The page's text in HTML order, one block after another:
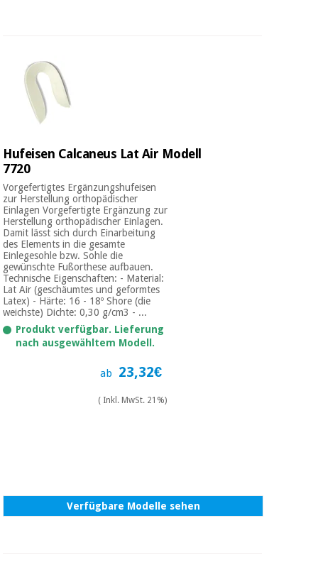
Hufeisen Calcaneus Lat Air Modell
7720
Vorgefertigtes Ergänzungshufeisen
zur Herstellung orthopädischer
Einlagen Vorgefertigte Ergänzung zur
Herstellung orthopädischer Einlagen.
Damit lässt sich durch Einarbeitung
des Elements in die gesamte
Einlegesohle bzw. Sohle die
gewünschte Fußorthese aufbauen.
Technische Eigenschaften: - Material:
Lat Air (geschäumtes und geformtes
Latex) - Härte: 16 - 18º Shore (die
weichste) Dichte: 0,30 g/cm3 - ...
Produkt verfügbar. Lieferung
nach ausgewähltem Modell.
ab 23,32€
( Inkl. MwSt. 21%)
Verfügbare Modelle sehen